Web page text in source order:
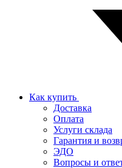
Как купить
Доставка
Оплата
Услуги склада
Гарантия и
ЭДО
Вопросы и